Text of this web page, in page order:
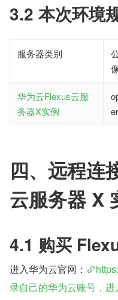
3.2 本次环境
服务器类别
华为云Flexus云服
务器X实例
er
四、远程连
云服务器 X
4.1 购买
进入华为云官网：
录自己的华为云账号，进